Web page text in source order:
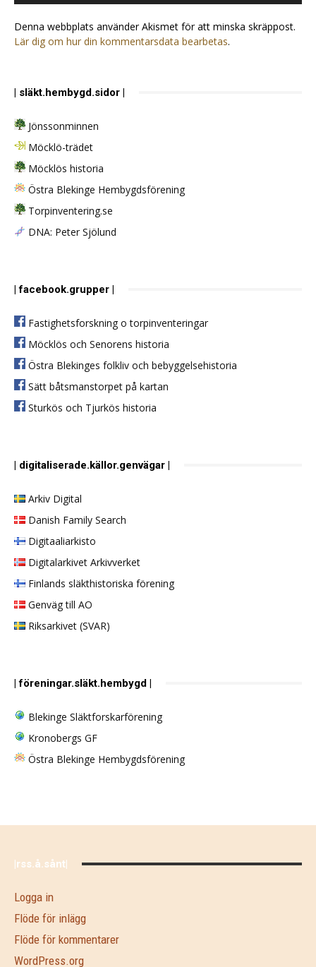
Denna webbplats använder Akismet för att minska skräppost.
Lär dig om hur din kommentarsdata bearbetas.
| släkt.hembygd.sidor |
Jönssonminnen
Möcklö-trädet
Möcklös historia
Östra Blekinge Hembygdsförening
Torpinventering.se
DNA: Peter Sjölund
| facebook.grupper |
Fastighetsforskning o torpinventeringar
Möcklös och Senorens historia
Östra Blekinges folkliv och bebyggelsehistoria
Sätt båtsmanstorpet på kartan
Sturkös och Tjurkös historia
| digitaliserade.källor.genvägar |
Arkiv Digital
Danish Family Search
Digitaaliarkisto
Digitalarkivet Arkivverket
Finlands släkthistoriska förening
Genväg till AO
Riksarkivet (SVAR)
| föreningar.släkt.hembygd |
Blekinge Släktforskarförening
Kronobergs GF
Östra Blekinge Hembygdsförening
|rss.å.sånt|
Logga in
Flöde för inlägg
Flöde för kommentarer
WordPress.org